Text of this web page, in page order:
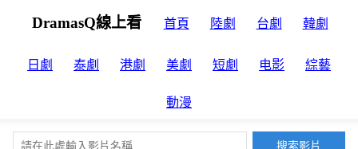
DramasQ線上看 首頁 陸劇 台劇 韓劇
日劇 泰劇 港劇 美劇 短劇 电影 綜藝
動漫